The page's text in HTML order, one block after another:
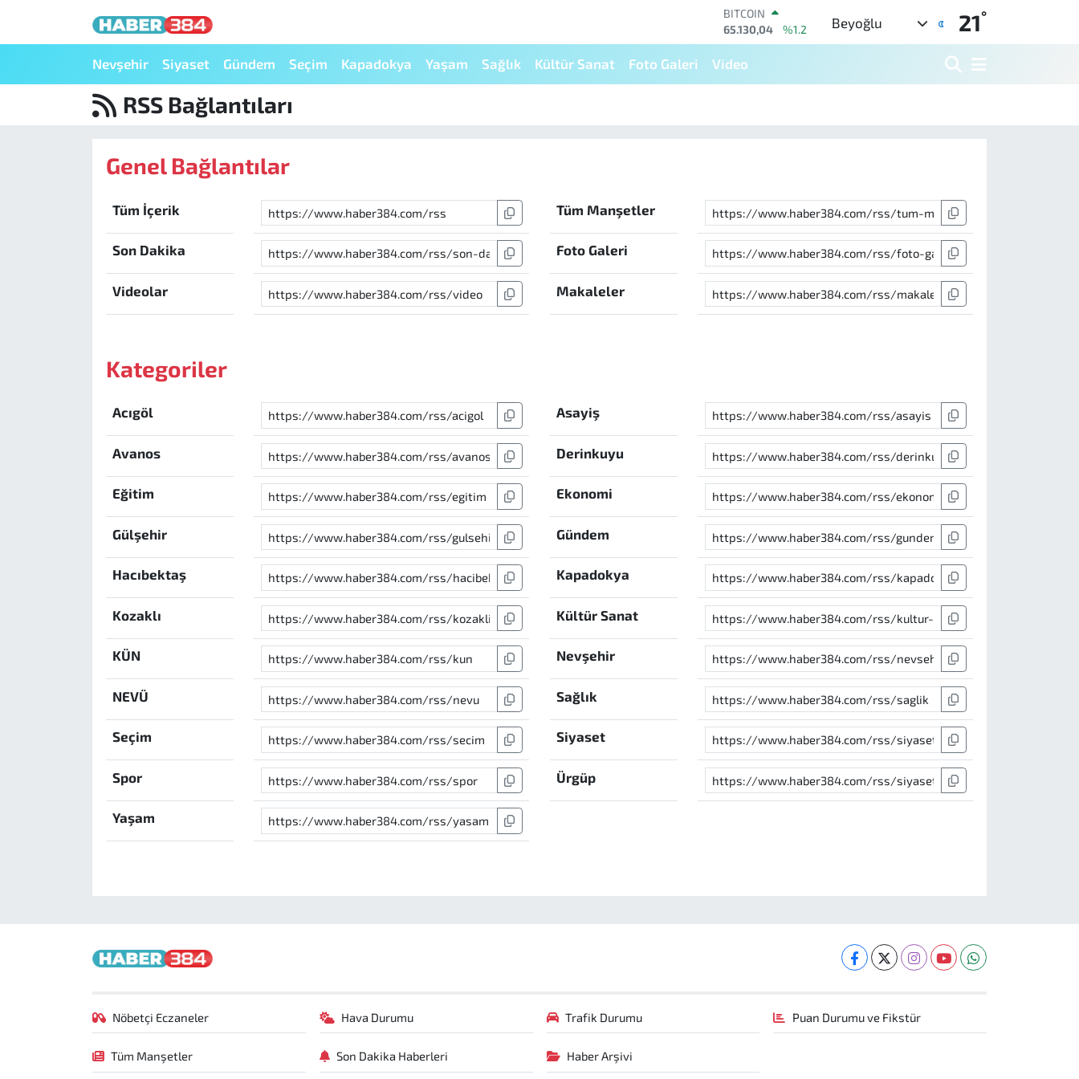
BITCOIN
65.130,04
%1.2
DOLAR
47,7436
Beyoğlu 21°
Nevşehir Siyaset Gündem Seçim Kapadokya Yaşam Sağlık Kültür Sanat Foto Galeri Video
RSS Bağlantıları
Genel Bağlantılar
Tüm İçerik Tüm Manşetler
Son Dakika Foto Galeri
Videolar Makaleler
Kategoriler
Acıgöl Asayiş
Avanos Derinkuyu
Eğitim Ekonomi
Gülşehir Gündem
Hacıbektaş Kapadokya
Kozaklı Kültür Sanat
KÜN Nevşehir
NEVÜ Sağlık
Seçim Siyaset
Spor Ürgüp
Yaşam
Nöbetçi Eczaneler Hava Durumu Trafik Durumu Puan Durumu ve Fikstür
Tüm Manşetler Son Dakika Haberleri Haber Arşivi
Nöbetçi Eczaneler
Hava Durumu
Süper Lig Puan Durumu ve Fikstür